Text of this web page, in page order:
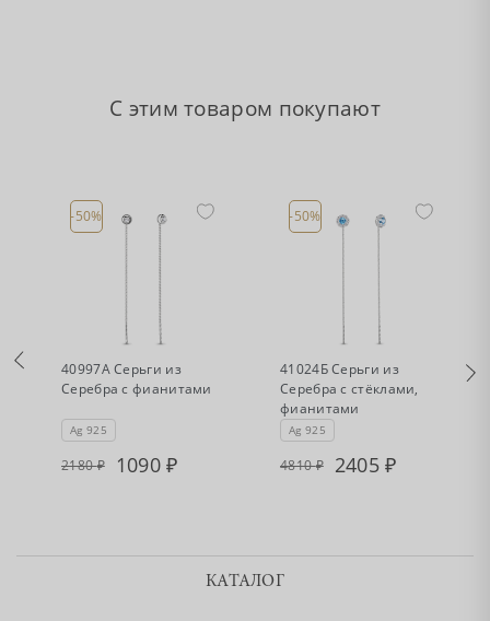
С этим товаром покупают
-50%
Есть в наличии
40997А Серьги из
Серебра с фианитами
Ag 925
2180 1090
-50%
Есть в наличии
41024Б Серьги из
Серебра с стёклами,
фианитами
Ag 925
4810 2405
КАТАЛОГ